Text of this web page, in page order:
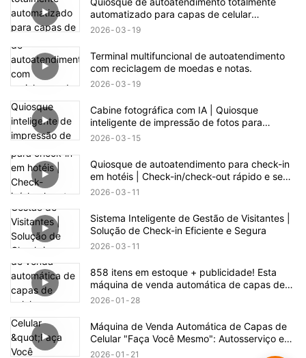
automatizado para capas de celular
personalizadas.
2026 03 19
Terminal multifuncional de autoatendimento
com reciclagem de moedas e notas.
2026 03 19
Cabine fotográfica com IA | Quiosque
inteligente de impressão de fotos para
eventos e varejo
2026 03 15
Quiosque de autoatendimento para check-in
em hotéis | Check-in/check-out rápido e sem
contato
2026 03 11
Sistema Inteligente de Gestão de Visitantes |
Solução de Check-in Eficiente e Segura
2026 03 11
858 itens em estoque + publicidade! Esta
máquina de venda automática de capas de
celular esconde uma enorme oportunidade de
2026 01 28
Máquina de Venda Automática de Capas de
Celular "Faça Você Mesmo": Autosserviço e
Fabricação com Um Clique
2026 01 21